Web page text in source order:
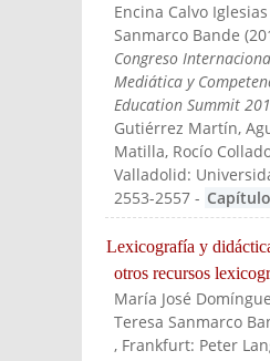
Encina Calvo
Sanmarco Bande (
Congreso
Mediática y
Education Summit
Gutiérrez Martín,
Matilla, Rocío
Valladolid:
2553-2557 -
Lexicografía y
otros recursos
María José
Teresa Sanmarco
, Frankfurt: Peter